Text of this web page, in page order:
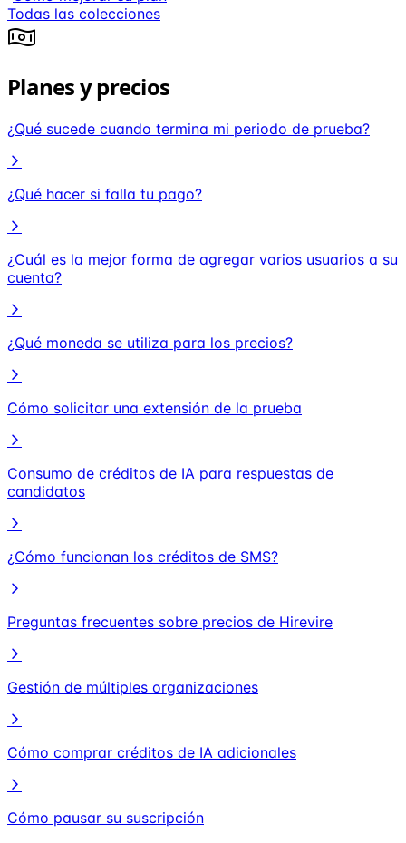
Todas las colecciones
Planes y precios
¿Qué sucede cuando termina mi periodo de prueba?
¿Qué hacer si falla tu pago?
¿Cuál es la mejor forma de agregar varios usuarios a su
cuenta?
¿Qué moneda se utiliza para los precios?
Cómo solicitar una extensión de la prueba
Consumo de créditos de IA para respuestas de
candidatos
¿Cómo funcionan los créditos de SMS?
Preguntas frecuentes sobre precios de Hirevire
Gestión de múltiples organizaciones
Cómo comprar créditos de IA adicionales
Cómo pausar su suscripción